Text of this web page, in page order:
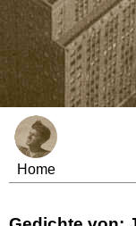
Home